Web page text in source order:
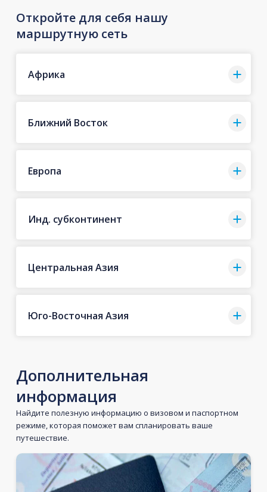
Откройте для себя нашу
маршрутную сеть
Африка
Ближний Восток
Европа
Инд. субконтинент
Центральная Азия
Юго-Восточная Азия
Дополнительная
информация
Найдите полезную информацию о визовом и паспортном
режиме, которая поможет вам спланировать ваше
путешествие.